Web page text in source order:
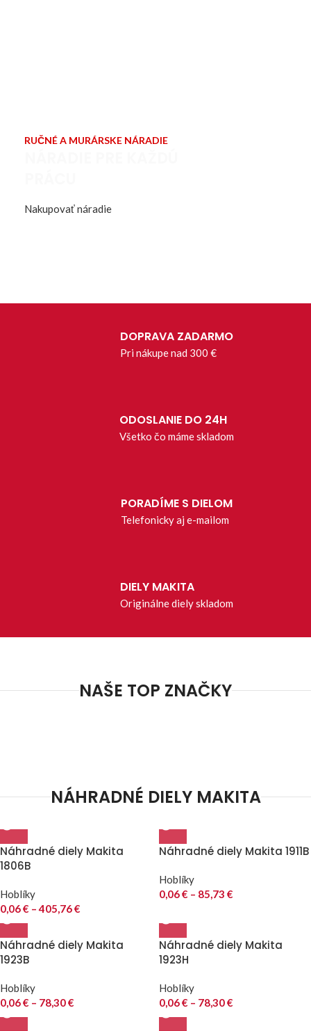
RUČNÉ A MURÁRSKE NÁRADIE
Nakupovať náradie
DOPRAVA ZADARMO
Pri nákupe nad 300 €
ODOSLANIE DO 24H
Všetko čo máme skladom
PORADÍME S DIELOM
Telefonicky aj e-mailom
DIELY MAKITA
Originálne diely skladom
NAŠE TOP ZNAČKY
NÁHRADNÉ DIELY MAKITA
Náhradné diely Makita
1806B
Hoblíky
0,06€ – 405,76€
Náhradné diely Makita 1911B
Hoblíky
0,06€ – 85,73 €
Náhradné diely Makita
1923B
Hoblíky
0,06€ – 78,30€
Náhradné diely Makita
1923H
Hoblíky
0,06€ – 78,30€